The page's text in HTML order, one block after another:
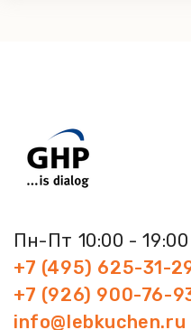
Пн-Пт 10:00 - 19:00
+7 (495) 625-31-
+7 (926) 900-76-
info@lebkuchen.ru